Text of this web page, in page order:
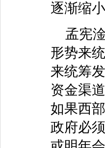
逐渐缩小
孟宪
形势来
来统筹
资金渠
如果西
政府必